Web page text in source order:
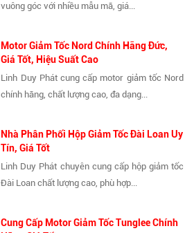
vuông góc với nhiều mẫu mã, giá...
Motor Giảm Tốc Nord Chính Hãng Đức,
Giá Tốt, Hiệu Suất Cao
Linh Duy Phát cung cấp motor giảm tốc Nord
chính hãng, chất lượng cao, đa dạng...
Nhà Phân Phối Hộp Giảm Tốc Đài Loan Uy
Tín, Giá Tốt
Linh Duy Phát chuyên cung cấp hộp giảm tốc
Đài Loan chất lượng cao, phù hợp...
Cung Cấp Motor Giảm Tốc Tunglee Chính